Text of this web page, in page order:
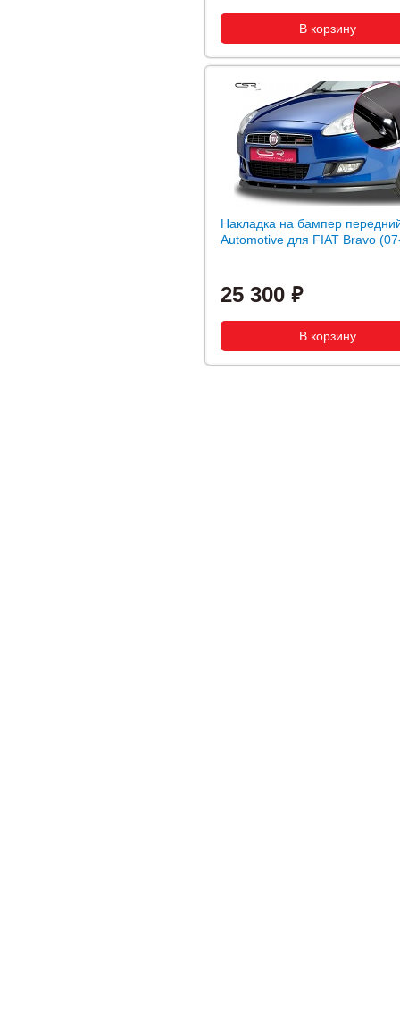
Накладка на бампер
Automotive для FIAT Bravo
25 300